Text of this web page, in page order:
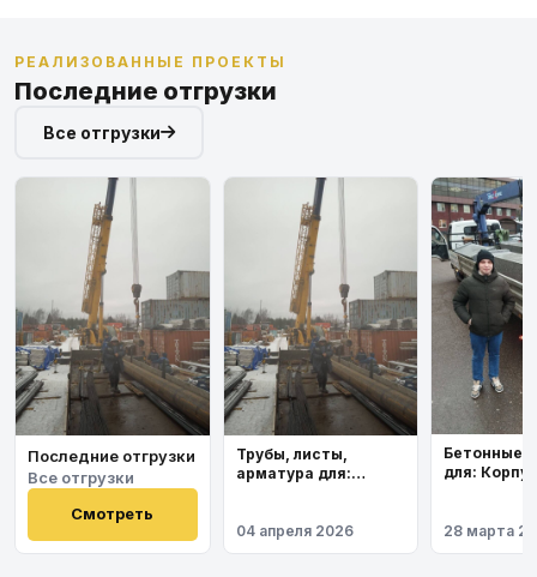
РЕАЛИЗОВАННЫЕ ПРОЕКТЫ
Последние отгрузки
Все отгрузки
Последние отгрузки
Все отгрузки
Смотреть
Трубы, листы,
арматура для:
04 апреля 2026
Бетонные
для:
28 марта